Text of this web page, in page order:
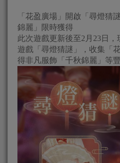
「花盈廣場」開啟「尋燈猜
錦麗」限時獲得
此次遊戲更新後至2月23日
遊戲「尋燈猜謎」，收集「
得非凡服飾「千秋錦麗」等